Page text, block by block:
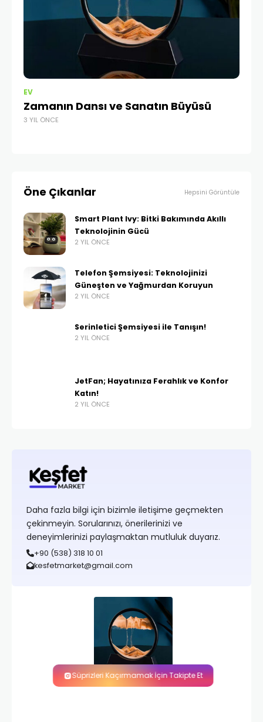
EV
Zamanın Dansı ve Sanatın Büyüsü
3 YIL ÖNCE
Öne Çıkanlar Hepsini Görüntüle
Smart Plant Ivy: Bitki Bakımında Akıllı
Teknolojinin Gücü
2 YIL ÖNCE
Telefon Şemsiyesi: Teknolojinizi
Güneşten ve Yağmurdan Koruyun
2 YIL ÖNCE
Serinletici Şemsiyesi ile Tanışın!
2 YIL ÖNCE
JetFan; Hayatınıza Ferahlık ve Konfor
Katın!
2 YIL ÖNCE
Daha fazla bilgi için bizimle iletişime geçmekten
çekinmeyin. Sorularınızı, önerilerinizi ve
deneyimlerinizi paylaşmaktan mutluluk duyarız.
+90 (538) 318 10 01
kesfetmarket@gmail.com
Süprizleri Kaçırmamak İçin Takipte Et